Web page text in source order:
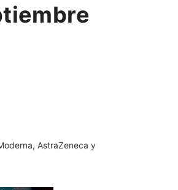
AstraZeneca y